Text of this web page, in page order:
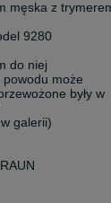
męska z
9280
do niej
może
były w
galerii)